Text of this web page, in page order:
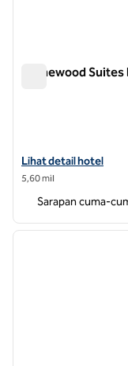
Homewood
Lihat detail hotel
Lihat detail hotel
5,60 mil
Sarapan cuma-
1 dari 12